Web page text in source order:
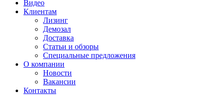
Видео
Клиентам
Лизинг
Демозал
Доставка
Статьи и обзоры
Специальные предложения
О компании
Новости
Вакансии
Контакты